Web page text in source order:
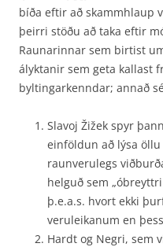
bíða eftir að skammhlaup
þeirri stöðu að taka eftir
Raunarinnar sem birtist
ályktanir sem geta kallast
byltingarkenndar; annað
Slavoj Žižek spyr
einföldun að lýsa öllu
raunverulegs
helguð sem
þ.e.a.s. hvort ekki
veruleikanum en
Hardt og Negri, sem